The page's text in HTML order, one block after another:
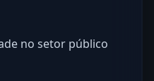
no setor público